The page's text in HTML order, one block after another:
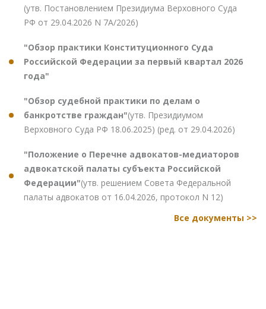
(утв. Постановлением Президиума Верховного Суда
РФ от 29.04.2026 N 7А/2026)
"Обзор практики Конституционного Суда
Российской Федерации за первый квартал 2026
года"
"Обзор судебной практики по делам о
банкротстве граждан"(утв. Президиумом
Верховного Суда РФ 18.06.2025) (ред. от 29.04.2026)
"Положение о Перечне адвокатов-медиаторов
адвокатской палаты субъекта Российской
Федерации"(утв. решением Совета Федеральной
палаты адвокатов от 16.04.2026, протокол N 12)
Все документы >>